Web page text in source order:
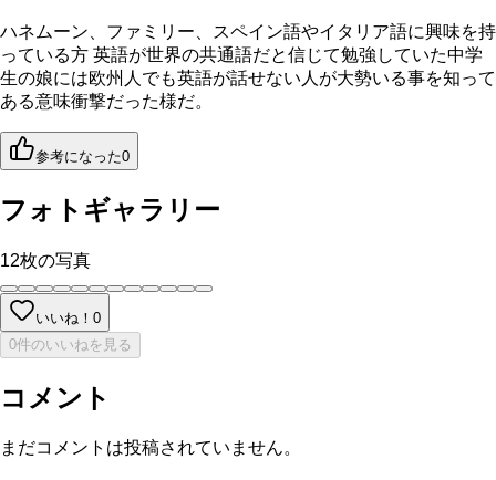
ハネムーン、ファミリー、スペイン語やイタリア語に興味を持
っている方 英語が世界の共通語だと信じて勉強していた中学
生の娘には欧州人でも英語が話せない人が大勢いる事を知って
ある意味衝撃だった様だ。
参考になった0
フォトギャラリー
12枚の写真
いいね！ 0
0件のいいねを見る
コメント
まだコメントは投稿されていません。